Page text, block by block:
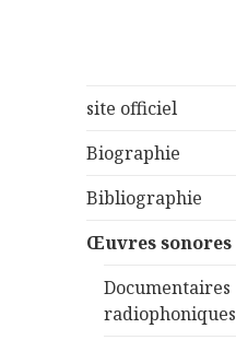
site officiel
Biographie
Bibliographie
Œuvres sonores
Documentaires
radiophoniques